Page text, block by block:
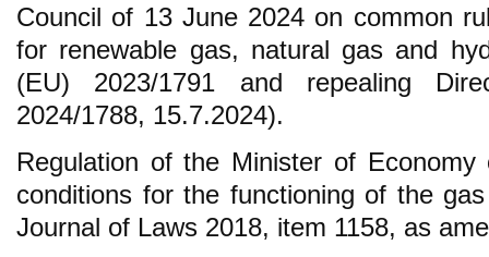
Council of 13 June 2024 on common
for renewable gas, natural gas and
(EU) 2023/1791 and repealing
2024/1788, 15.7.2024).
Regulation of the Minister of
conditions for the functioning of the
Journal of Laws 2018, item 1158, as